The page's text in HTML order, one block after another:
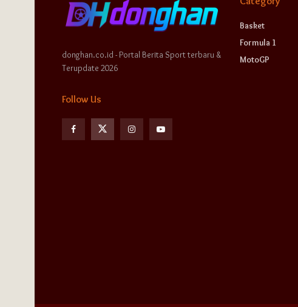
donghan.co.id - Portal Berita Sport terbaru &
Terupdate 2026
Follow Us
Basket
Formula 1
MotoGP